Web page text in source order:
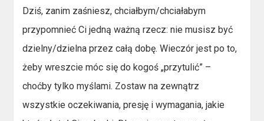
Dziś, zanim zaśniesz, chciałbym/chciałabym
przypomnieć Ci jedną ważną rzecz: nie musisz być
dzielny/dzielna przez całą dobę. Wieczór jest po to,
żeby wreszcie móc się do kogoś „przytulić” –
choćby tylko myślami. Zostaw na zewnątrz
wszystkie oczekiwania, presję i wymagania, jakie